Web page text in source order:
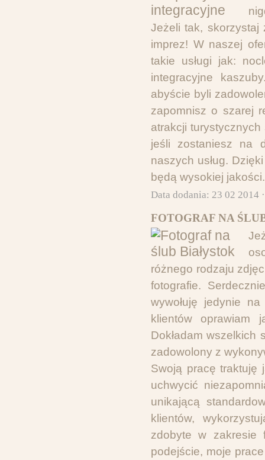
Jeżeli tak, skorzystaj
imprez! W naszej
takie usługi jak:
integracyjne
abyście byli
zapomnisz o szarej
atrakcji
jeśli zostaniesz na
naszych usług.
będą wysokiej jakości.
Data dodania: 23 02 2014
FOTOGRAF NA
różnego rodzaju
fotografie.
wywołuję jedynie
klientów oprawiam
Dokładam wszelkich
zadowolony z
Swoją pracę traktuję
uchwycić
unikającą
klientów,
zdobyte w zakresie
podejście, moje